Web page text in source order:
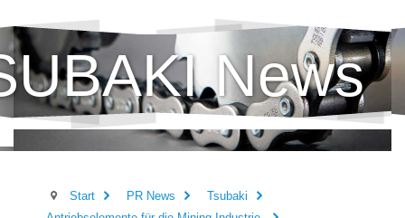
News
Start PR News
Tsubaki